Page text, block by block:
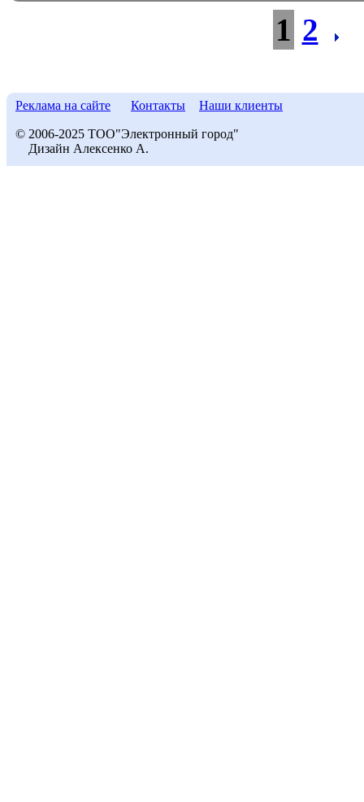
1 2
Реклама на сайте Контакты Наши клиенты
© 2006-2025 ТОО"Электронный город"
Дизайн Алексенко А.